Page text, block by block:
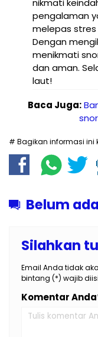
nikmati
pengalaman
melepas
Dengan
menikmati
dan aman.
laut!
Baca Juga:
# Bagikan informasi ini
Belum
Silahkan
Email Anda tidak
bintang (*) wajib diisi
Komentar Anda